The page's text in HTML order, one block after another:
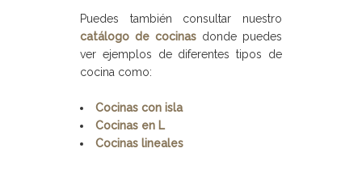
Puedes también consultar nuestro
catálogo de cocinas donde puedes
ver ejemplos de diferentes tipos de
cocina como:
Cocinas con isla
Cocinas en L
Cocinas lineales